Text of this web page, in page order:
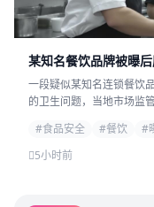
某知名餐饮品牌被曝
一段疑似某知名连锁餐饮
的卫生问题，当地市场监
#食品安全
#餐饮
#
5小时前